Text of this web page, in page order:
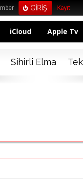
Kayıt
iCloud Apple Tv
Sihirli Elma